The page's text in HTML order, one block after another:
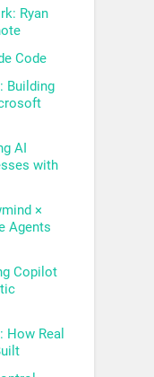
Ryan
Code
Building
AI
with
×
Agents
Copilot
How Real